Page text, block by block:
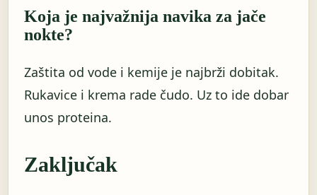
Koja je najvažnija navika za jače
nokte?
Zaštita od vode i kemije je najbrži dobitak.
Rukavice i krema rade čudo. Uz to ide dobar
unos proteina.
Zaključak